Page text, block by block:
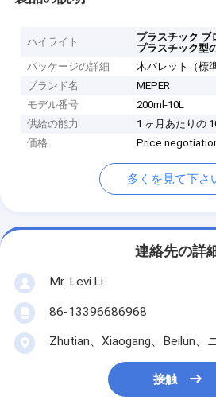
ハイライト プラスチック ブ
プラスチック型
パッケージの詳細
木パレット（標
ブランド名
MEPER
モデル番号
200ml-10L
供給の能力
1 ヶ月あたりの
価格
Price
多くを見て下さ
連絡先の詳
Mr. Levi.Li
86-13396686968
Zhutian、Xiaogang、Beilun、
接触